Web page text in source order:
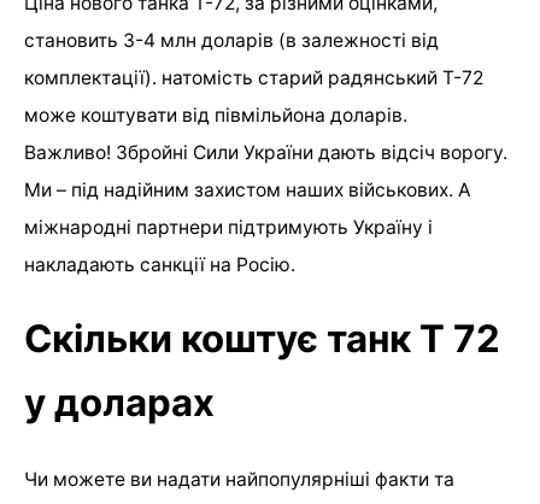
становить 3-4 млн доларів (в залежності від
комплектації). натомість старий радянський Т-72
може коштувати від півмільйона доларів.
Важливо! Збройні Сили України дають відсіч ворогу.
Ми – під надійним захистом наших військових. А
міжнародні партнери підтримують Україну і
накладають санкції на Росію.
Скільки коштує танк Т 72
у доларах
Чи можете ви надати найпопулярніші факти та